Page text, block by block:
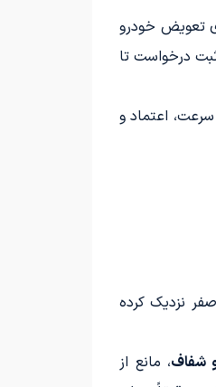
تعویض خودرو
درخواست تا
اعتماد و
نزدیک کرده
شفاف، مانع از